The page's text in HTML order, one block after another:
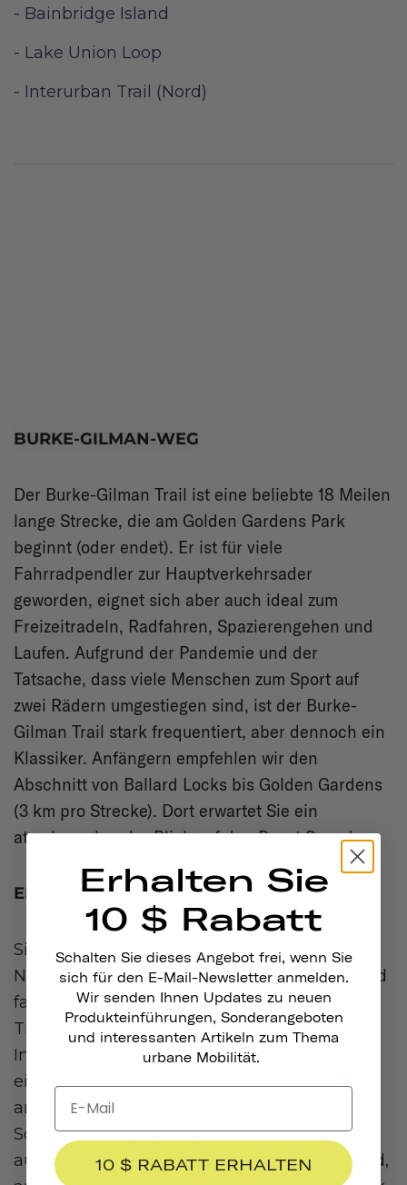
- Bainbridge Island
- Lake Union Loop
- Interurban Trail (Nord)
BURKE-GILMAN-WEG
Der Burke-Gilman Trail ist eine beliebte 18 Meilen
lange Strecke, die am Golden Gardens Park
beginnt (oder endet). Er ist für viele
Fahrradpendler zur Hauptverkehrsader
geworden, eignet sich aber auch ideal zum
Freizeitradeln, Radfahren, Spazierengehen und
Laufen. Aufgrund der Pandemie und der
Tatsache, dass viele Menschen zum Sport auf
zwei Rädern umgestiegen sind, ist der Burke-
Gilman Trail stark frequentiert, aber dennoch ein
Klassiker. Anfängern empfehlen wir den
Abschnitt von Ballard Locks bis Golden Gardens
(3 km pro Strecke). Dort erwartet Sie ein
atemberaubender Blick auf den Puget Sound.
ELLIOTT BAY TRAIL
Sie besuchen den Pike Place Market?
Nehmen Sie sich einen ganzen Tag Zeit und
fahren Sie den 3,4 Meilen langen Elliott Bay
Trail entlang, der zum Radfahren,
Inlineskaten, Laufen und vielem mehr
einlädt. Wir lieben einen schönen Radweg
am Wasser, besonders bei
Sonnenuntergang. Dieser bietet einen Blick
auf die Olympic Mountains und einen Grund,
Erhalten Sie
10 $ Rabatt
Schalten Sie dieses Angebot frei, wenn Sie
sich für den E-Mail-Newsletter anmelden.
Wir senden Ihnen Updates zu neuen
Produkteinführungen, Sonderangeboten
und interessanten Artikeln zum Thema
urbane Mobilität.
10 $ RABATT ERHALTEN